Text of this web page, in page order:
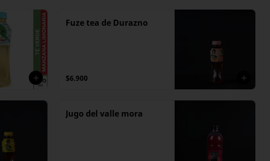
Fuze tea de Durazno
$6.900
Jugo del valle mora